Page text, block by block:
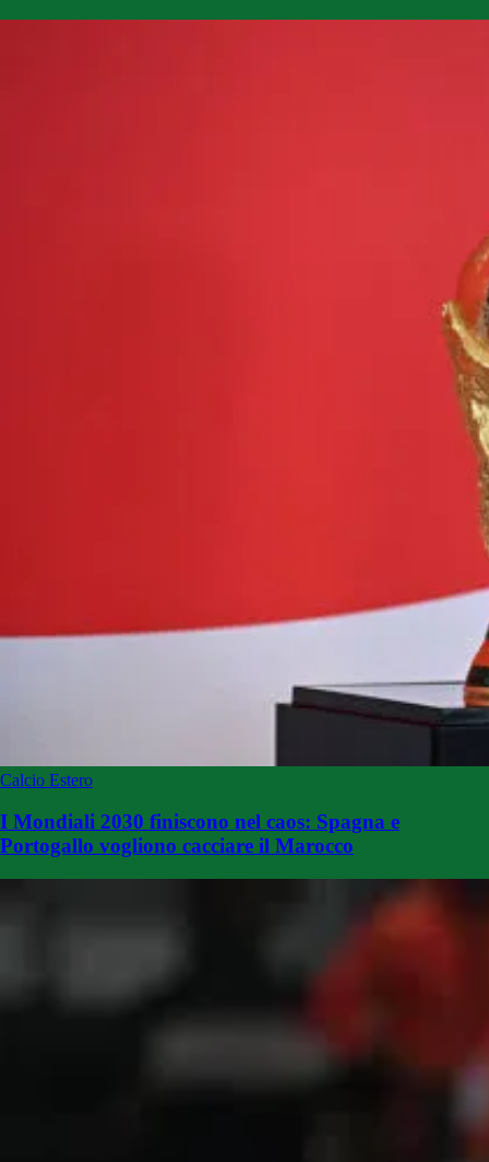
Calcio Estero
I Mondiali 2030 finiscono nel caos: Spagna e
Portogallo vogliono cacciare il Marocco